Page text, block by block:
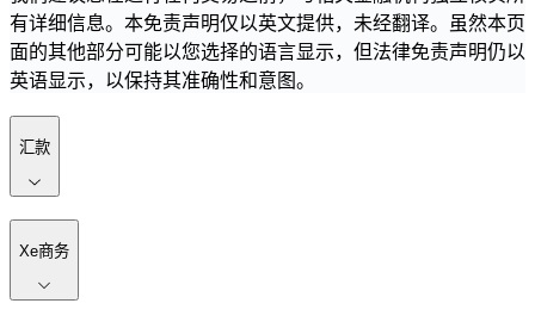
有详细信息。本免责声明仅以英文提供，未经翻译。虽然本页
面的其他部分可能以您选择的语言显示，但法律免责声明仍以
英语显示，以保持其准确性和意图。
汇款
Xe商务